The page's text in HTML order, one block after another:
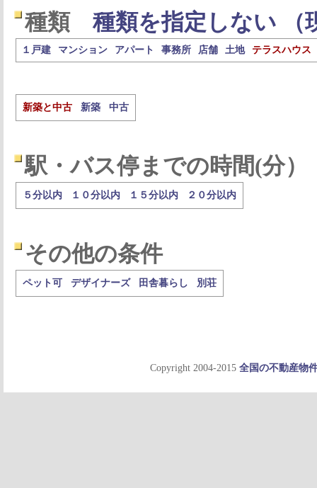
種類 種類を指定しない （
１戸建 マンション アパート 事務所 店舗 土地 テラスハウス
新築と中古 新築 中古
駅・バス停までの時間(分）
５分以内 １０分以内 １５分以内 ２０分以内
その他の条件
ペット可 デザイナーズ 田舎暮らし 別荘
Copyright 2004-2015 全国の不動産物